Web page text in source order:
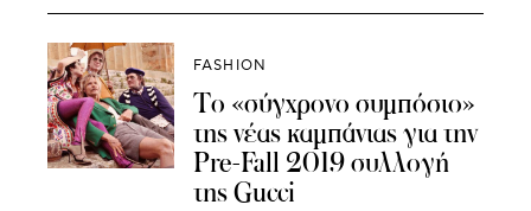
FASHION
Το «σύγχρονο συμπόσιο»
της νέας καμπάνιας για την
Pre-Fall 2019 συλλογή
της Gucci